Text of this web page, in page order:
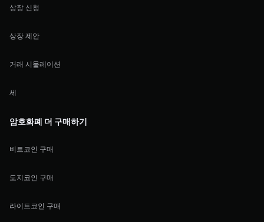
상장 신청
상장 제안
거래 시물레이션
세
암호화폐 더 구매하기
비트코인 구매
도지코인 구매
라이트코인 구매